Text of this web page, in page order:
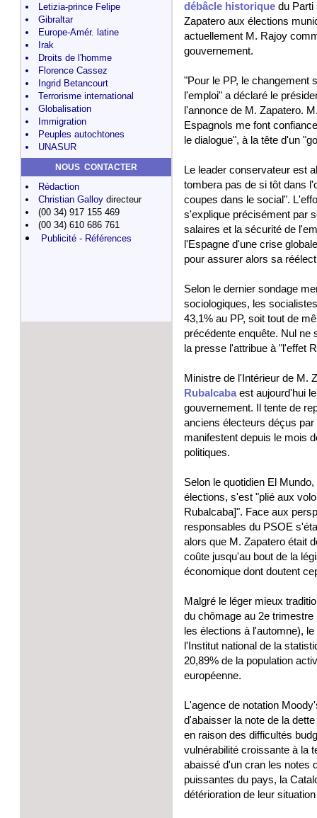
débâcle historique du Parti
Zapatero aux élections
actuellement M. Rajoy
gouvernement.
"Pour le PP, le changement
l'emploi" a déclaré le
l'annonce de M. Zapatero.
Espagnols me font
le dialogue", à la tête d'un
Le leader conservateur est
tombera pas de si tôt dans
coupes dans le social".
s'explique précisément par
salaires et la sécurité de
l'Espagne d'une crise
pour assurer alors sa
Selon le dernier sondage
sociologiques, les
43,1% au PP, soit tout de
précédente enquête. Nul ne
la presse l'attribue à "l'effet
Ministre de l'Intérieur de M.
Rubalcaba est aujourd'hui
gouvernement. Il tente de
anciens électeurs déçus
manifestent depuis le mois
politiques.
Selon le quotidien El
élections, s'est "plié aux
Rubalcaba]". Face aux
responsables du PSOE
alors que M. Zapatero était
coûte jusqu'au bout de la
économique dont doutent
Malgré le léger mieux
du chômage au 2e
les élections à l'automne),
l'Institut national de la
20,89% de la population
européenne.
L'agence de notation
d'abaisser la note de la
en raison des difficultés
vulnérabilité croissante à la
abaissé d'un cran les notes
puissantes du pays, la
détérioration de leur
Letizia-prince Felipe
Gibraltar
Europe-Amér. latine
Irak
Droits de l'homme
Florence Cassez
Ingrid Betancourt
Terrorisme international
Globalisation
Immigration
Peuples autochtones
UNASUR
NOUS CONTACTER
Rédaction
Christian Galloydirecteur
(00 34) 917 155 469
(00 34) 610 686 761
Publicité- Références